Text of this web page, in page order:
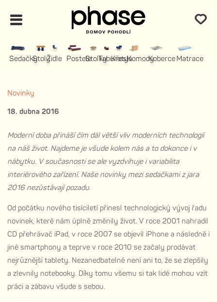
SedačkyStolyŽidle PosteleStolkyTaburety
KřeslaKomodyKoberceMatrace
Novinky
18. dubna 2016
Moderní doba přináší čím dál větší vliv moderních technologií
na náš život. Najdeme je všude kolem nás a to dokonce i v
nábytku. V současnosti se ale vyzdvihuje i variabilita
interiérového zařízení. Naše novinky mezi sedačkami z jara
2016 nezůstávají pozadu.
Od počátku nového tisíciletí přinesl technologický vývoj řadu
novinek, které nám úplně změnily život. V roce 2001 nahradil
CD přehrávač iPad, v roce 2007 se objevil iPhone a následně i
jiné smartphony a teprve v roce 2010 se začaly prodávat
nejrůznější tablety. Nezanedbatelné není ani to, že se zlepšily
a zlevnily notebooky. Díky tomu všemu si tak lidé mohou vzít
práci a zábavu všude s sebou.